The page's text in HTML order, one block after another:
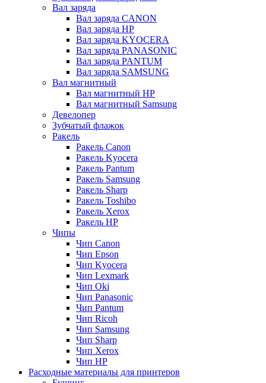
Вал заряда
Вал заряда CANON
Вал заряда HP
Вал заряда KYOCERA
Вал заряда PANASONIC
Вал заряда PANTUM
Вал заряда SAMSUNG
Вал магнитный
Вал магнитный HP
Вал магнитный Samsung
Девелопер
Зубчатый флажок
Ракель
Ракель Canon
Ракель Kyocera
Ракель Pantum
Ракель Samsung
Ракель Sharp
Ракель Toshibo
Ракель Xerox
Ракель НР
Чипы
Чип Canon
Чип Epson
Чип Kyocera
Чип Lexmark
Чип Oki
Чип Panasonic
Чип Pantum
Чип Ricoh
Чип Samsung
Чип Sharp
Чип Xerox
Чип НР
Расходные материалы для принтеров